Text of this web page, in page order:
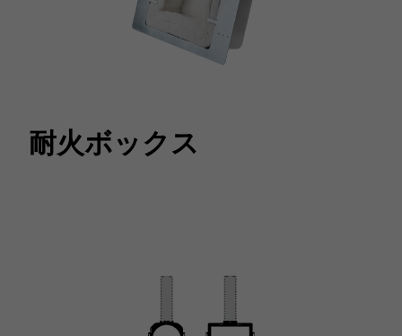
耐火ボックス